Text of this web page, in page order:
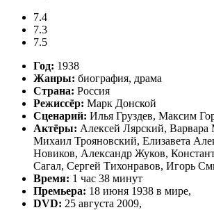
7.4
7.3
7.5
Год: 1938
Жанры: биография, драма
Страна: Россия
Режиссёр: Марк Донской
Сценарий: Илья Груздев, Максим
Актёры: Алексей Лярский, Варвара
Михаил Трояновский, Елизавета
Новиков, Александр Жуков,
Сагал, Сергей Тихонравов, Игорь
Время: 1 час 38 минут
Премьера: 18 июня 1938 в мире,
DVD: 25 августа 2009,